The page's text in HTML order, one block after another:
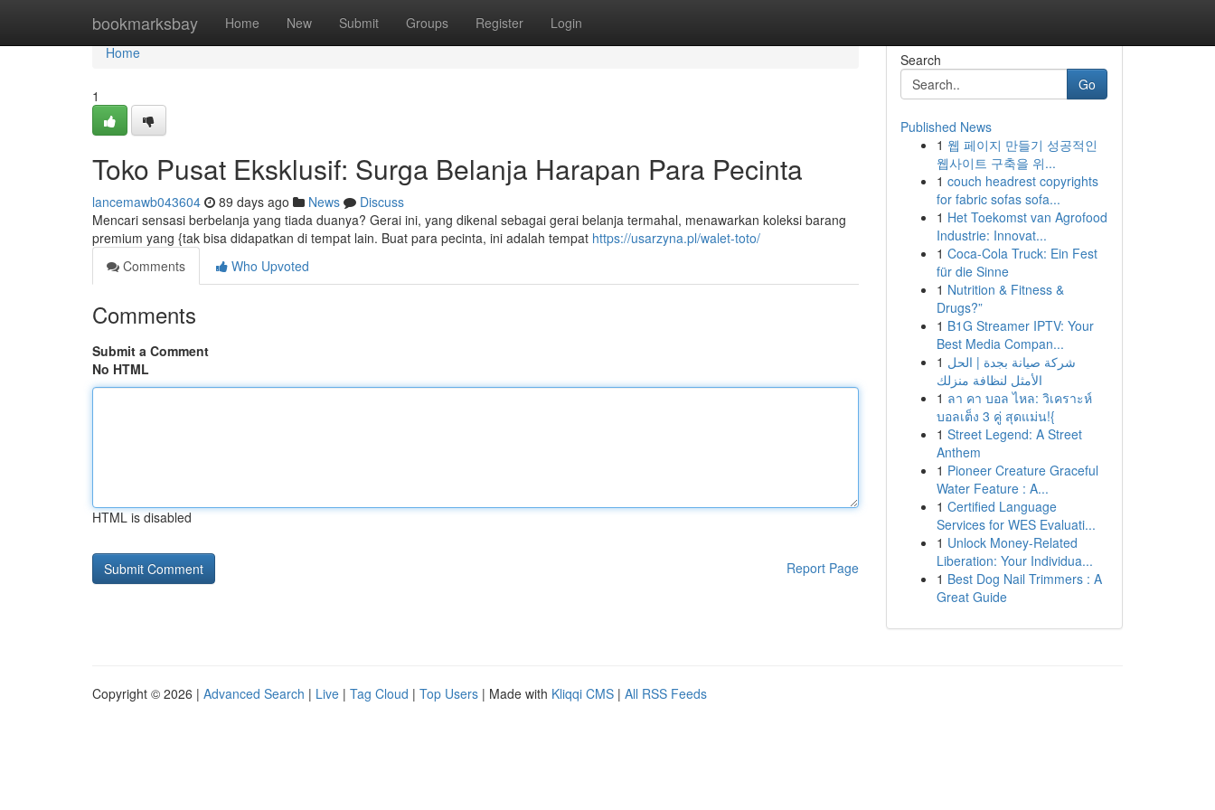
bookmarksbay Home New Submit Groups Register Login
Home
Home
1
Toko Pusat Eksklusif: Surga Belanja Harapan Para Pecinta
lancemawb043604 89 days ago News
Discuss
Mencari sensasi berbelanja yang tiada duanya? Gerai ini, yang dikenal sebagai gerai belanja termahal, menawarkan koleksi barang
premium yang {tak bisa didapatkan di tempat lain. Buat para pecinta, ini adalah tempat https://usarzyna.pl/walet-toto/
Comments
Who Upvoted
Comments
Submit a Comment
No HTML
HTML is disabled
Report Page
Search
Go
Published News
1 웹 페이지 만들기 성공적인
웹사이트 구축을 위...
1 couch headrest copyrights
for fabric sofas sofa...
1 Het Toekomst van Agrofood
Industrie: Innovat...
1 Coca-Cola Truck: Ein Fest
für die Sinne
1 Nutrition & Fitness &
Drugs?”
1 B1G Streamer IPTV: Your
Best Media Compan...
1 شركة صيانة بجدة | الحل
الأمثل لنظافة منزلك
1 ลา คา บอล ไหล: วิเคราะห์
บอลเต็ง 3 คู่ สุดแม่น!{
1 Street Legend: A Street
Anthem
1 Pioneer Creature Graceful
Water Feature : A...
1 Certified Language
Services for WES Evaluati...
1 Unlock Money-Related
Liberation: Your Individua...
1 Best Dog Nail Trimmers : A
Great Guide
Copyright © 2026 | Advanced Search | Live | Tag Cloud | Top Users | Made with Kliqqi CMS | All RSS Feeds